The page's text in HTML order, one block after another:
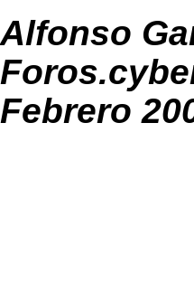
Alfonso
Febrero